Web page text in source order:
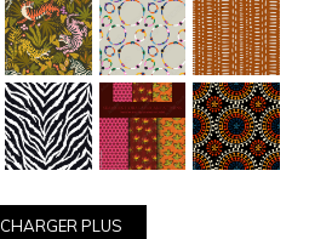
CHARGER PLUS